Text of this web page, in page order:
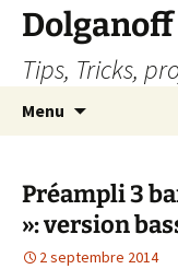
Tips, Tricks,
Menu
Préampli 3
»: version
2 septembre 2014